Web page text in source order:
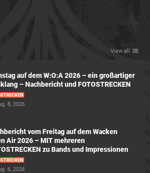
View all
auf dem W:O:A 2026 – ein großartiger
– Nachbericht und FOTOSTRECKEN
8, 2026
vom Freitag auf dem Wacken
Air 2026 – MIT mehreren
zu Bands und Impressionen
6, 2026